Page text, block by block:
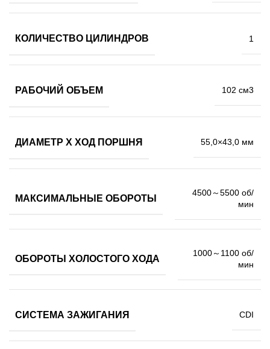
КОЛИЧЕСТВО ЦИЛИНДРОВ 1
РАБОЧИЙ ОБЪЕМ 102 см3
ДИАМЕТР Х ХОД ПОРШНЯ 55,0×43,0 мм
МАКСИМАЛЬНЫЕ ОБОРОТЫ
4500～5500 об/
мин
ОБОРОТЫ ХОЛОСТОГО ХОДА
1000～1100 об/
мин
СИСТЕМА ЗАЖИГАНИЯ CDI